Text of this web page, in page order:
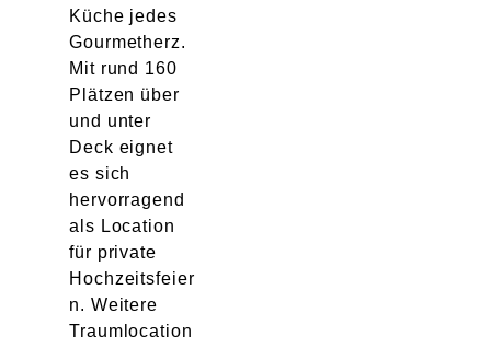
Küche jedes
Gourmetherz.
Mit rund 160
Plätzen über
und unter
Deck eignet
es sich
hervorragend
als Location
für private
Hochzeitsfeier
n. Weitere
Traumlocation